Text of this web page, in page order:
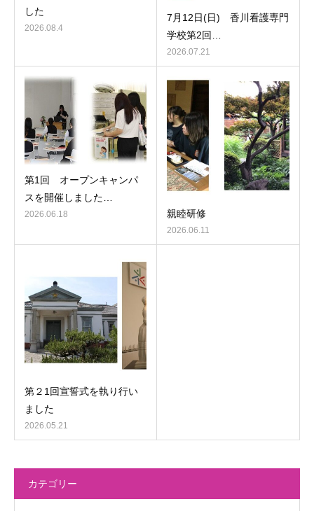
した
2026.08.4
7月12日(日) 香川看護専門
学校第2回…
2026.07.21
第1回 オープンキャンパ
スを開催しました…
2026.06.18 親睦研修
2026.06.11
第２1回宣誓式を執り行い
ました
2026.05.21
カテゴリー